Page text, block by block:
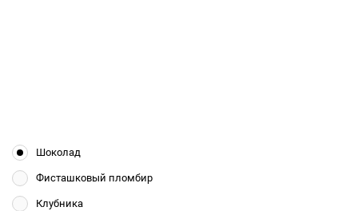
Шоколад
Фисташковый пломбир
Клубника